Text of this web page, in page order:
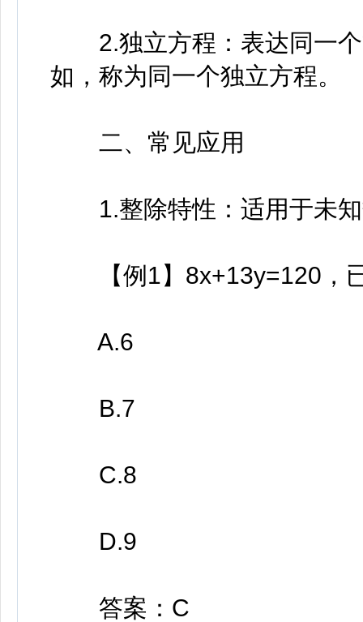
2.独立方程：表达同一个
如，称为同一个独立方程。
二、常见应用
1.整除特性：适用于未知
【例1】8x+13y=120，已
A.6
B.7
C.8
D.9
答案：C